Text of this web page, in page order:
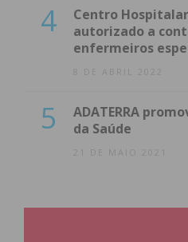
4
Centro
autorizado a
enfermeiros
8 DE ABRIL 2022
5
ADATERRA
da Saúde
21 DE MAIO 2021